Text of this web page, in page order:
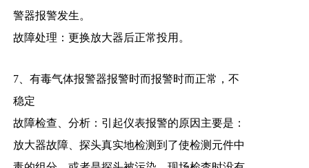
警器报警发生。
故障处理：更换放大器后正常投用。
7、有毒气体报警器报警时而报警时而正常，不
稳定
故障检查、分析：引起仪表报警的原因主要是：
放大器故障、探头真实地检测到了使检测元件中